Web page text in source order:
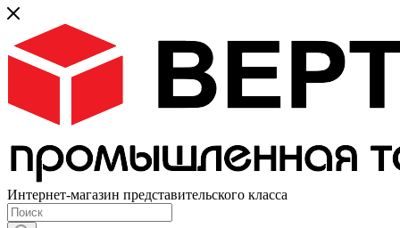
Интернет-магазин представительского класса